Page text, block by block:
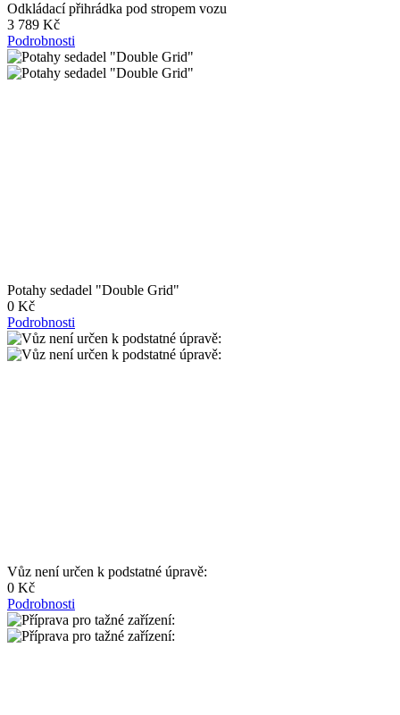
Odkládací přihrádka pod stropem vozu
3 789 Kč
Podrobnosti
Potahy sedadel "Double Grid"
0 Kč
Podrobnosti
Vůz není určen k podstatné úpravě:
0 Kč
Podrobnosti